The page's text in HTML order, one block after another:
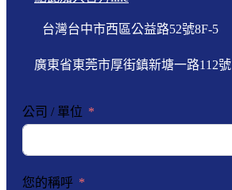
台灣台中市西區公益路52號8F-5
廣東省東莞市厚街鎮新塘一路112號
公司 / 單位
您的稱呼